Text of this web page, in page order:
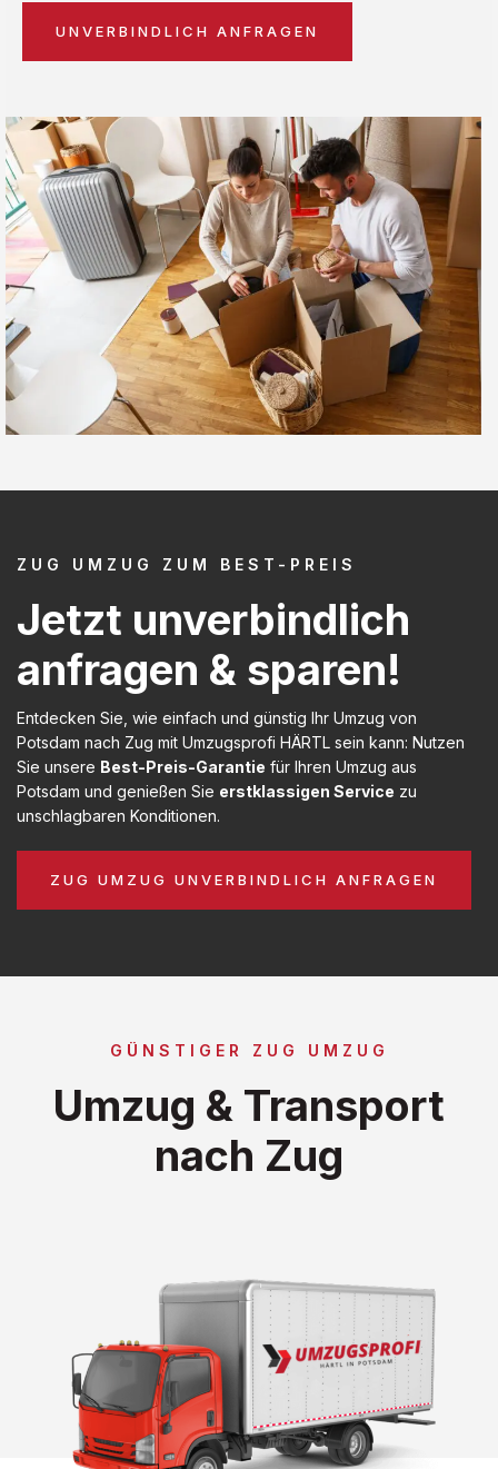
UNVERBINDLICH ANFRAGEN
ZUG UMZUG ZUM BEST-PREIS
Jetzt unverbindlich
anfragen & sparen!
Entdecken Sie, wie einfach und günstig Ihr Umzug von
Potsdam nach Zug mit Umzugsprofi HÄRTL sein kann: Nutzen
Sie unsere Best-Preis-Garantie für Ihren Umzug aus
Potsdam und genießen Sie erstklassigen Service zu
unschlagbaren Konditionen.
ZUG UMZUG UNVERBINDLICH ANFRAGEN
GÜNSTIGER ZUG UMZUG
Umzug & Transport
nach Zug